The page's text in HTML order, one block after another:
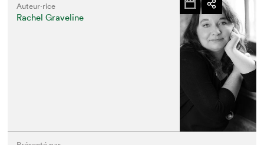
Auteur·rice
Rachel Graveline